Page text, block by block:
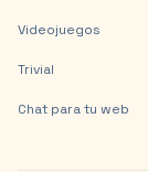
Videojuegos
Trivial
Chat para tu web